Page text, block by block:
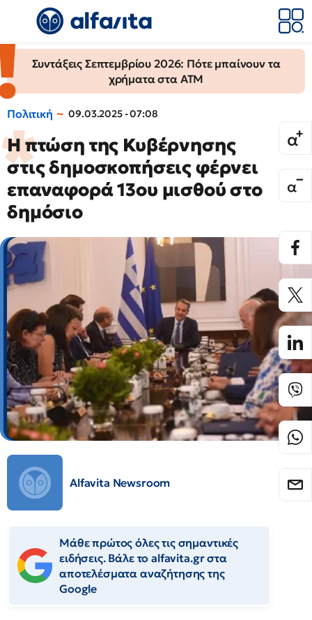
Συντάξεις Σεπτεμβρίου 2026: Πότε μπαίνουν τα
χρήματα στα ΑΤΜ
Πολιτική 09.03.2025 - 07:08
Η πτώση της Κυβέρνησης
στις δημοσκοπήσεις φέρνει
επαναφορά 13ου μισθού στο
δημόσιο
Alfavita Newsroom
Μάθε πρώτος όλες τις σημαντικές
ειδήσεις. Βάλε το alfavita.gr στα
αποτελέσματα αναζήτησης της
Google